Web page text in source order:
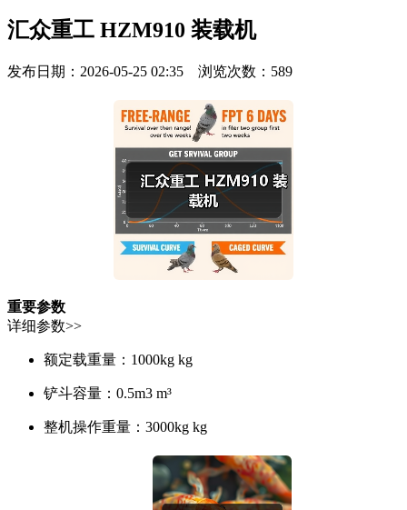
汇众重工 HZM910 装载机
发布日期：2026-05-25 02:35 浏览次数： 589
重要参数
详细参数>>
额定载重量： 1000kg kg
铲斗容量： 0.5m3 m³
整机操作重量： 3000kg kg